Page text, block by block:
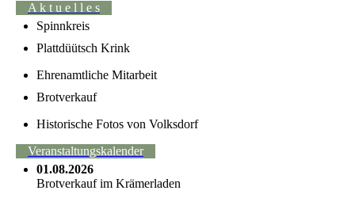
A k t u e l l e s
Spinnkreis
Plattdüütsch Krink
Ehrenamtliche Mitarbeit
Brotverkauf
Historische Fotos von Volksdorf
Veranstaltungskalender
01.08.2026
Brotverkauf im Krämerladen